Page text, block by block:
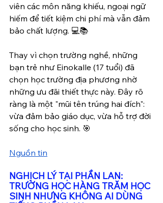
viên các môn năng khiếu, ngoại ngữ
hiếm để tiết kiệm chi phí mà vẫn đảm
bảo chất lượng. 💻📚
Thay vì chọn trường nghề, những
bạn trẻ như Einokalle (17 tuổi) đã
chọn học trường địa phương nhờ
những ưu đãi thiết thực này. Đây rõ
ràng là một "mũi tên trúng hai đích":
vừa đảm bảo giáo dục, vừa hỗ trợ đời
sống cho học sinh. 🎯
Nguồn tin
NGHỊCH LÝ TẠI PHẦN LAN:
TRƯỜNG HỌC HÀNG TRĂM HỌC
SINH NHƯNG KHÔNG AI DÙNG